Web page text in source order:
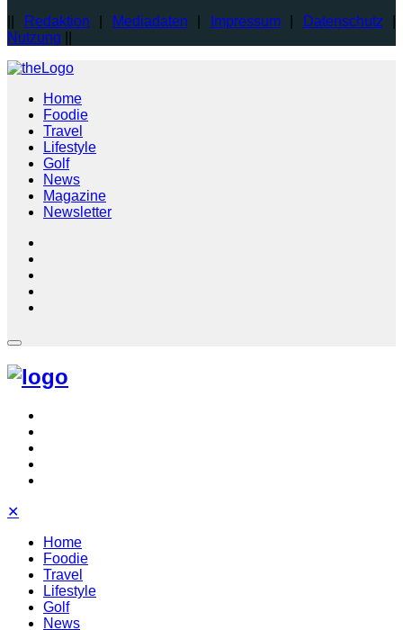
Redaktion Mediadaten Impressum| Datenschutz
Nutzung
Home
Foodie
Travel
Lifestyle
Golf
News
Magazine
Newsletter
✕
Home
Foodie
Travel
Lifestyle
Golf
News